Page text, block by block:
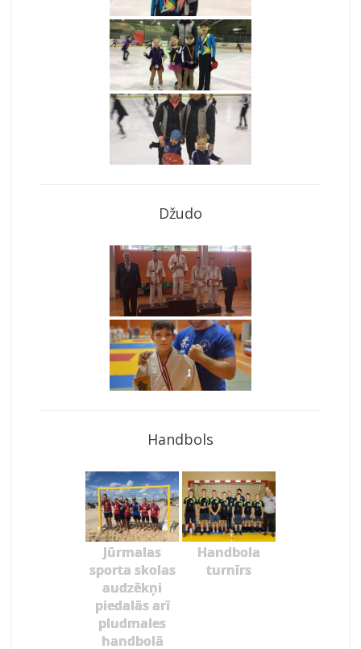
Džudo
Handbols
Jūrmalas
sporta skolas
audzēkņi
piedalās arī
pludmales
handbolā
Handbola
turnīrs